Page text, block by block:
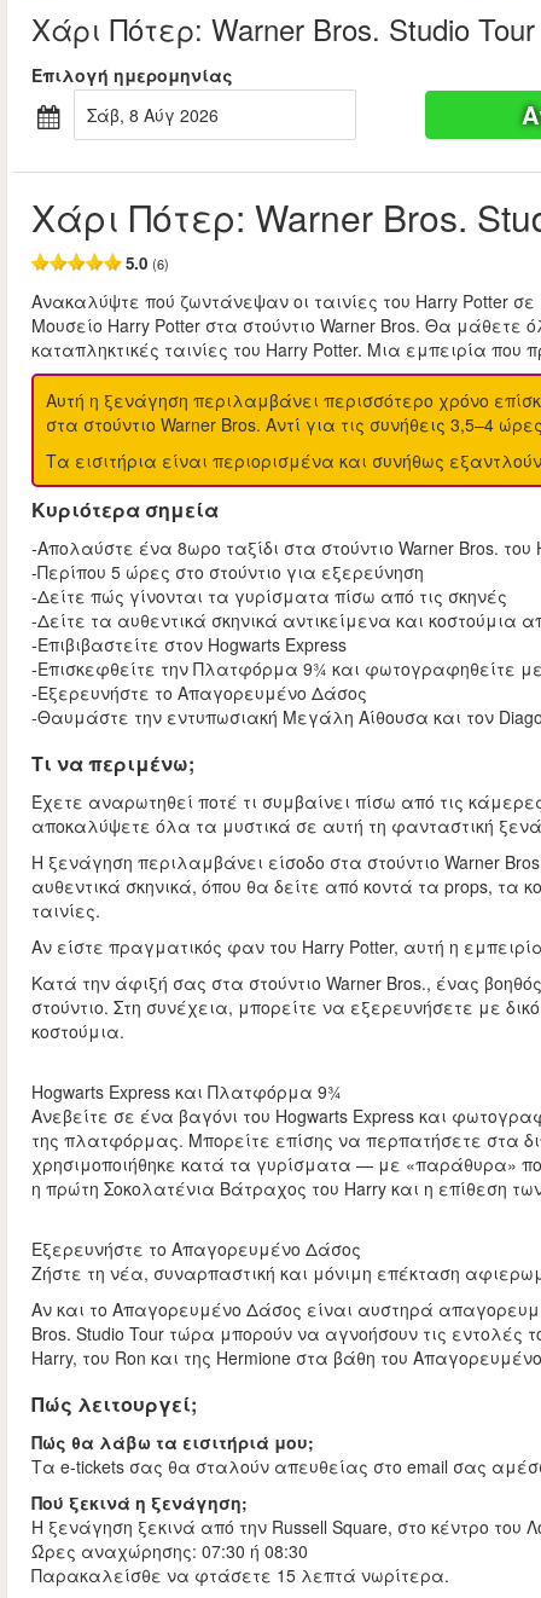
Χάρι Πότερ: Warner Bros. Studio
Επιλογή ημερομηνίας
Σάβ, 8 Αύγ 2026
Χάρι Πότερ: Warner Bros.
5.0 (6)
Ανακαλύψτε πού ζωντάνεψαν οι ταινίες του Harry Potter
Μουσείο Harry Potter στα στούντιο Warner Bros. Θα
καταπληκτικές ταινίες του Harry Potter. Μια εμπειρία
Αυτή η ξενάγηση περιλαμβάνει περισσότερο χρόνο
στα στούντιο Warner Bros. Αντί για τις συνήθεις 3,5–4
Τα εισιτήρια είναι περιορισμένα και συνήθως
Κυριότερα σημεία
-Απολαύστε ένα 8ωρο ταξίδι στα στούντιο Warner Bros. του
-Περίπου 5 ώρες στο στούντιο για εξερεύνηση
-Δείτε πώς γίνονται τα γυρίσματα πίσω από τις σκηνές
-Δείτε τα αυθεντικά σκηνικά αντικείμενα και κοστούμια
-Επιβιβαστείτε στον Hogwarts Express
-Επισκεφθείτε την Πλατφόρμα 9¾ και φωτογραφηθείτε
-Εξερευνήστε το Απαγορευμένο Δάσος
-Θαυμάστε την εντυπωσιακή Μεγάλη Αίθουσα και τον
Τι να περιμένω;
Έχετε αναρωτηθεί ποτέ τι συμβαίνει πίσω από τις
αποκαλύψετε όλα τα μυστικά σε αυτή τη φανταστική
Η ξενάγηση περιλαμβάνει είσοδο στα στούντιο Warner
αυθεντικά σκηνικά, όπου θα δείτε από κοντά τα props, τα
ταινίες.
Αν είστε πραγματικός φαν του Harry Potter, αυτή η
Κατά την άφιξή σας στα στούντιο Warner Bros., ένας
στούντιο. Στη συνέχεια, μπορείτε να εξερευνήσετε με
κοστούμια.
Hogwarts Express και Πλατφόρμα 9¾
Ανεβείτε σε ένα βαγόνι του Hogwarts Express και
της πλατφόρμας. Μπορείτε επίσης να περπατήσετε στα
χρησιμοποιήθηκε κατά τα γυρίσματα — με «παράθυρα»
η πρώτη Σοκολατένια Βάτραχος του Harry και η επίθεση
Εξερευνήστε το Απαγορευμένο Δάσος
Ζήστε τη νέα, συναρπαστική και μόνιμη επέκταση
Αν και το Απαγορευμένο Δάσος είναι αυστηρά
Bros. Studio Tour τώρα μπορούν να αγνοήσουν τις εντολές
Harry, του Ron και της Hermione στα βάθη του
Πώς λειτουργεί;
Πώς θα λάβω τα εισιτήριά μου;
Τα e-tickets σας θα σταλούν απευθείας στο email σας
Πού ξεκινά η ξενάγηση;
Η ξενάγηση ξεκινά από την Russell Square, στο κέντρο του
Ώρες αναχώρησης: 07:30 ή 08:30
Παρακαλείσθε να φτάσετε 15 λεπτά νωρίτερα.